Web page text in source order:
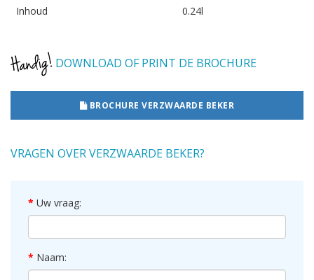
Inhoud
0.24l
DOWNLOAD OF PRINT DE BROCHURE
BROCHURE VERZWAARDE BEKER
VRAGEN OVER VERZWAARDE BEKER?
Uw vraag:
Naam: